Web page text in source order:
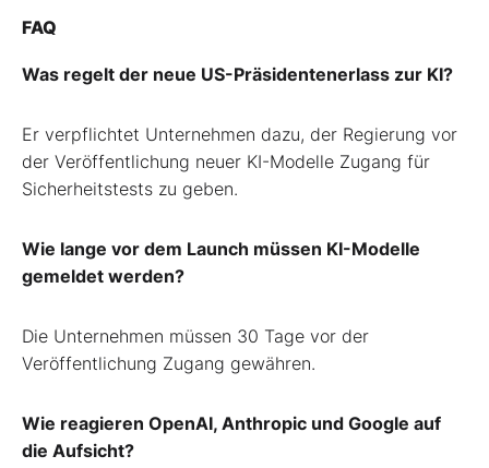
FAQ
Was regelt der neue US-Präsidentenerlass zur KI?
Er verpflichtet Unternehmen dazu, der Regierung vor
der Veröffentlichung neuer KI-Modelle Zugang für
Sicherheitstests zu geben.
Wie lange vor dem Launch müssen KI-Modelle
gemeldet werden?
Die Unternehmen müssen 30 Tage vor der
Veröffentlichung Zugang gewähren.
Wie reagieren OpenAI, Anthropic und Google auf
die Aufsicht?